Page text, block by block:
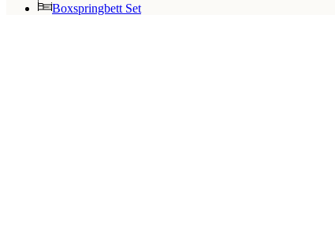
Boxspringbett Set